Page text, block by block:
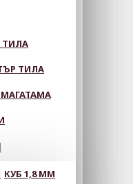
ТИЛА
КУБ 1,8 ММ